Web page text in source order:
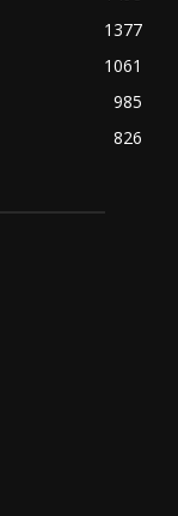
1377
1061
985
826